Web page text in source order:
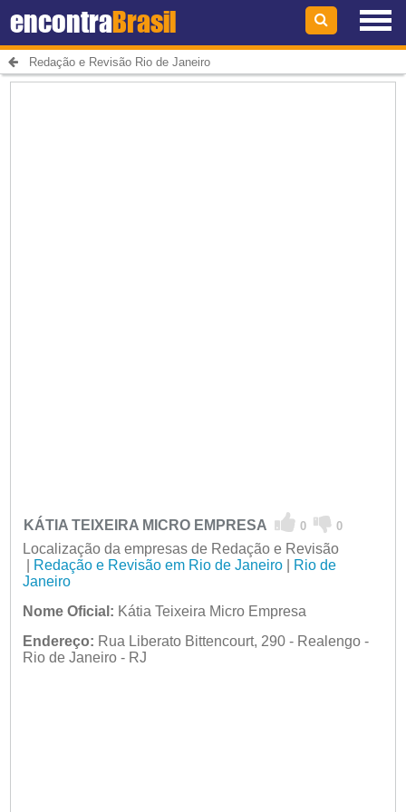
encontraBrasil
Redação e Revisão Rio de Janeiro
KÁTIA TEIXEIRA MICRO EMPRESA 0 0
Localização da empresas de Redação e Revisão
Redação e Revisão em Rio de Janeiro|
Rio de
Janeiro
Nome Oficial: Kátia Teixeira Micro Empresa
Endereço: Rua Liberato Bittencourt, 290 - Realengo -
Rio de Janeiro - RJ